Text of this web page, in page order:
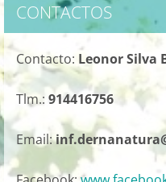
CONTACTOS
Contacto: Leonor Silva
Tlm.: 914416756
Email: